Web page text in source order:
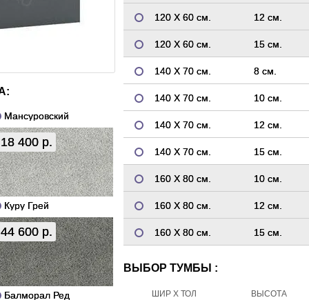
Мансуровский
18 400 р.
Куру Грей
44 600 р.
Балморал Ред
120 Х 60 см. 12 см.
120 Х 60 см. 15 см.
140 Х 70 см. 8 см.
140 Х 70 см. 10 см.
140 Х 70 см. 12 см.
140 Х 70 см. 15 см.
160 Х 80 см. 10 см.
160 Х 80 см. 12 см.
160 Х 80 см. 15 см.
ВЫБОР ТУМБЫ :
ШИР Х ТОЛ ВЫСОТА